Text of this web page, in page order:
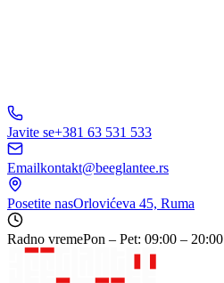
Javite se+381 63 531 533
Emailkontakt@beeglantee.rs
Posetite nasOrlovićeva 45, Ruma
Radno vremePon – Pet: 09:00 – 20:00